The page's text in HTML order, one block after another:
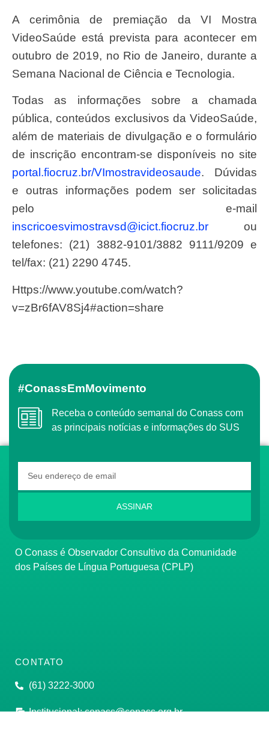
A cerimônia de premiação da VI Mostra
VideoSaúde está prevista para acontecer em
outubro de 2019, no Rio de Janeiro, durante a
Semana Nacional de Ciência e Tecnologia.
Todas as informações sobre a chamada
pública, conteúdos exclusivos da VideoSaúde,
além de materiais de divulgação e o formulário
de inscrição encontram-se disponíveis no site
portal.fiocruz.br/VImostravideosaude. Dúvidas
e outras informações podem ser solicitadas
pelo e-mail
inscricoesvimostravsd@icict.fiocruz.br ou
telefones: (21) 3882-9101/3882 9111/9209 e
tel/fax: (21) 2290 4745.
https://www.youtube.com/watch?
v=zBr6fAV8Sj4#action=share
#ConassEmMovimento
Receba o conteúdo semanal do Conass com
as principais notícias e informações do SUS
ASSINAR
O Conass é Observador Consultivo da Comunidade
dos Países de Língua Portuguesa (CPLP)
CONTATO
(61) 3222-3000
Institucional:conass@conass.org.br